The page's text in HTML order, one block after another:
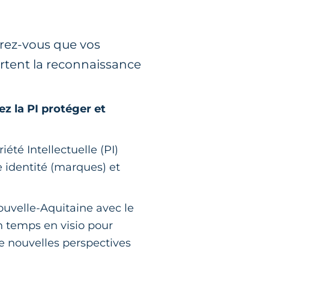
vous que vos
la reconnaissance
la PI protéger et
Intellectuelle (PI)
identité (marques) et
Aquitaine avec le
temps en visio pour
nouvelles perspectives